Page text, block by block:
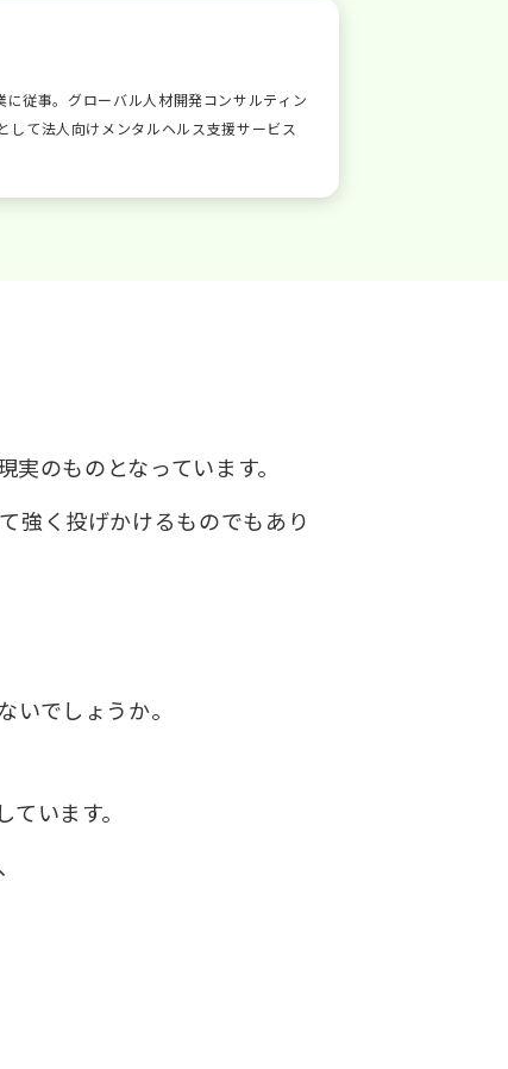
従事。グローバル人材開発コンサルティン
して法人向けメンタルヘルス支援サービス
のものとなっています。
強く投げかけるものでもあり
いでしょうか。
います。